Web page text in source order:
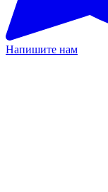
Напишите нам